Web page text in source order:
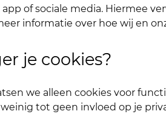
jij meedenken over, en
of sociale media. Hiermee
informatie over hoe wij en
je cookies?
we alleen cookies voor
tot geen invloed op je